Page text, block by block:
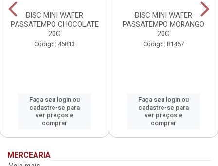
BISC MINI WAFER
PASSATEMPO CHOCOLATE
20G
Código: 46813
Faça seu login ou
cadastre-se para
ver preços e
comprar
BISC MINI WAFER
PASSATEMPO MORANGO
20G
Código: 81467
Faça seu login ou
cadastre-se para
ver preços e
comprar
MERCEARIA